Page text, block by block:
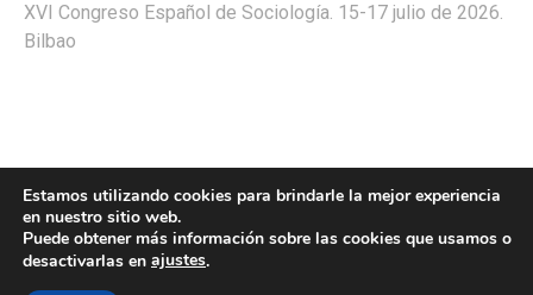
XVI Congreso Español de Sociología. 15-17 julio de 2026.
Bilbao
POLÍTICA DE COOKIES POLÍTICA DE PRIVACIDAD
Estamos utilizando cookies para brindarle la mejor experiencia
en nuestro sitio web.
Puede obtener más información sobre las cookies que usamos o
desactivarlas en ajustes.